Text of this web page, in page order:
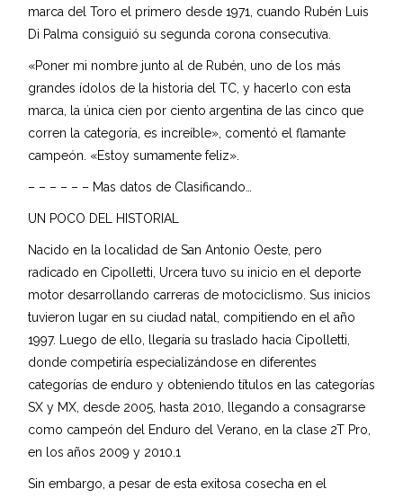
marca del Toro el primero desde 1971, cuando Rubén Luis
Di Palma consiguió su segunda corona consecutiva.
«Poner mi nombre junto al de Rubén, uno de los más
grandes ídolos de la historia del TC, y hacerlo con esta
marca, la única cien por ciento argentina de las cinco que
corren la categoría, es increíble», comentó el flamante
campeón. «Estoy sumamente feliz».
– – – – – – Mas datos de Clasificando…
UN POCO DEL HISTORIAL
Nacido en la localidad de San Antonio Oeste, pero
radicado en Cipolletti, Urcera tuvo su inicio en el deporte
motor desarrollando carreras de motociclismo. Sus inicios
tuvieron lugar en su ciudad natal, compitiendo en el año
1997. Luego de ello, llegaría su traslado hacia Cipolletti,
donde competiría especializándose en diferentes
categorías de enduro y obteniendo títulos en las categorías
SX y MX, desde 2005, hasta 2010, llegando a consagrarse
como campeón del Enduro del Verano, en la clase 2T Pro,
en los años 2009 y 2010.1​
Sin embargo, a pesar de esta exitosa cosecha en el